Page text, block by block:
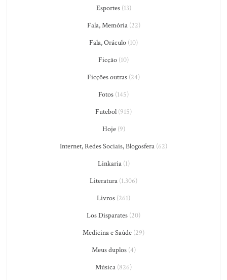
Esportes(13)
Fala, Memória(22)
Fala, Oráculo (10)
Ficção (10)
Ficções outras (24)
Fotos (145)
Futebol (915)
Hoje(9)
Internet, Redes Sociais, Blogosfera (62)
Linkaria(1)
Literatura (1.306)
Livros (261)
Los Disparates (20)
Medicina e Saúde (29)
Meus duplos(4)
Música (826)